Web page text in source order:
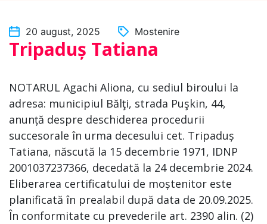
20 august, 2025 Mostenire
Tripaduș Tatiana
NOTARUL Agachi Aliona, cu sediul biroului la
adresa: municipiul Bălţi, strada Puşkin, 44,
anunță despre deschiderea procedurii
succesorale în urma decesului cet. Tripaduș
Tatiana, născută la 15 decembrie 1971, IDNP
2001037237366, decedată la 24 decembrie 2024.
Eliberarea certificatului de moștenitor este
planificată în prealabil după data de 20.09.2025.
În conformitate cu prevederile art. 2390 alin. (2)